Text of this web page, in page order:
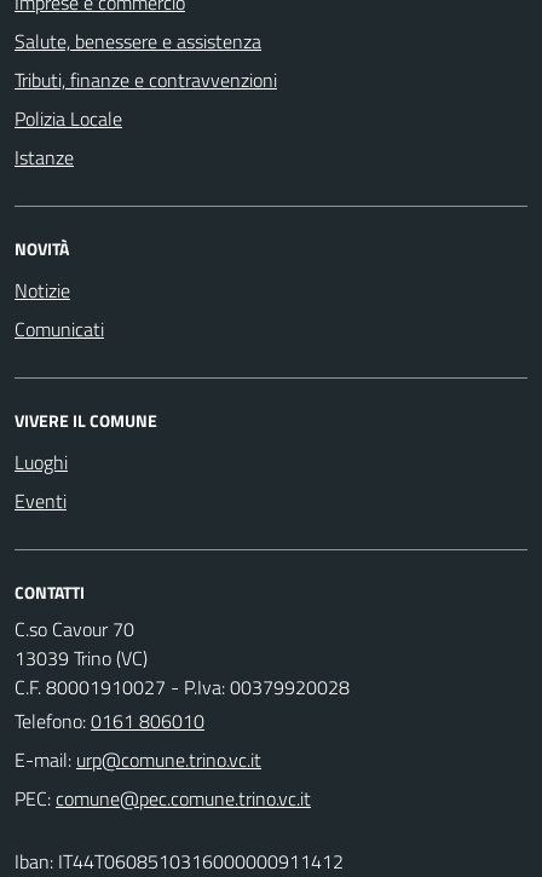
Salute, benessere e assistenza
Tributi, finanze e contravvenzioni
Polizia Locale
Istanze
NOVITÀ
Notizie
Comunicati
VIVERE IL COMUNE
Luoghi
Eventi
CONTATTI
C.so Cavour 70
13039 Trino (VC)
C.F. 80001910027 - P.Iva: 00379920028
Telefono:0161 806010
E-mail:
PEC:
Iban: IT44T0608510316000000911412